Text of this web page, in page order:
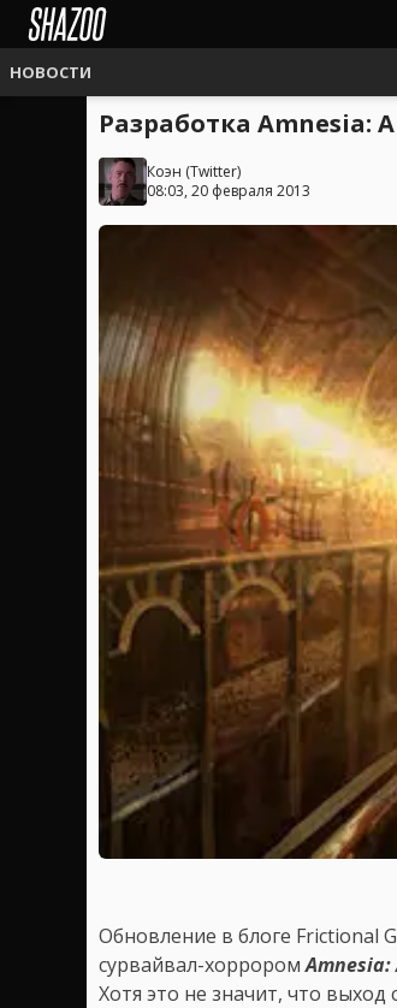
НОВОСТИ
Разработка Amnesia:
Коэн (Twitter)
08:03, 20 февраля 2013
Обновление в блоге Frictional
сурвайвал-хорроромAmnesia:
Хотя это не значит, что выход